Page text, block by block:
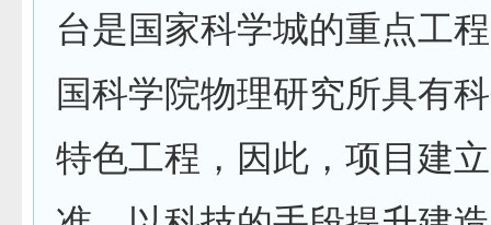
台是国家科学城的重点工
国科学院物理研究所具有
特色工程，因此，项目建